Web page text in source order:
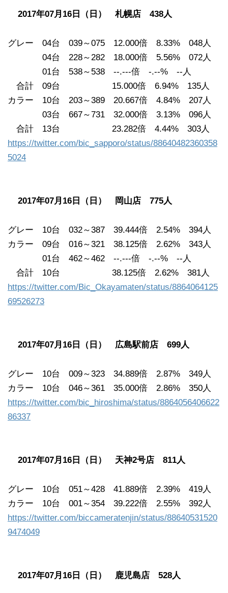
2017年07月16日（日） 札幌店 438人
グレー 04台 039～075 12.000倍 8.33% 048人
04台 228～282 18.000倍 5.56% 072人
01台 538～538 --.---倍 -.--% --人
合計 09台 15.000倍 6.94% 135人
カラー 10台 203～389 20.667倍 4.84% 207人
03台 667～731 32.000倍 3.13% 096人
合計 13台 23.282倍 4.44% 303人
https://twitter.com/bic_sapporo/status/88640482360358
5024
2017年07月16日（日） 岡山店 775人
グレー 10台 032～387 39.444倍 2.54% 394人
カラー 09台 016～321 38.125倍 2.62% 343人
01台 462～462 --.---倍 -.--% --人
合計 10台 38.125倍 2.62% 381人
https://twitter.com/Bic_Okayamaten/status/8864064125
69526273
2017年07月16日（日） 広島駅前店 699人
グレー 10台 009～323 34.889倍 2.87% 349人
カラー 10台 046～361 35.000倍 2.86% 350人
https://twitter.com/bic_hiroshima/status/8864056406622
86337
2017年07月16日（日） 天神2号店 811人
グレー 10台 051～428 41.889倍 2.39% 419人
カラー 10台 001～354 39.222倍 2.55% 392人
https://twitter.com/biccameratenjin/status/88640531520
9474049
2017年07月16日（日） 鹿児島店 528人